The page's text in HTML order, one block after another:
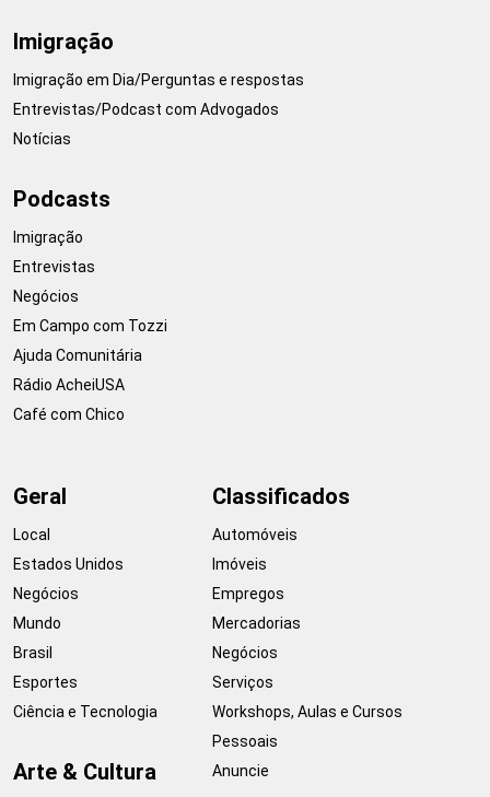
Imigração
Imigração em Dia/Perguntas e respostas
Entrevistas/Podcast com Advogados
Notícias
Podcasts
Imigração
Entrevistas
Negócios
Em Campo com Tozzi
Ajuda Comunitária
Rádio AcheiUSA
Café com Chico
Geral
Local
Estados Unidos
Negócios
Mundo
Brasil
Esportes
Ciência e Tecnologia
Arte & Cultura
Classificados
Automóveis
Imóveis
Empregos
Mercadorias
Negócios
Serviços
Workshops, Aulas e Cursos
Pessoais
Anuncie